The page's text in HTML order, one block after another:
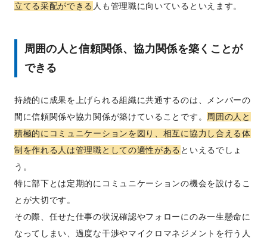
立てる采配ができる 人も管理職に向いているといえます。
周囲の人と信頼関係、協力関係を築くことが
できる
持続的に成果を上げられる組織に共通するのは、メンバーの
間に信頼関係や協力関係が築けていることです。
周囲の人と
積極的にコミュニケーションを図り、相互に協力し合える体
制を作れる人は管理職としての適性がある といえるでしょ
う。
特に部下とは定期的にコミュニケーションの機会を設けるこ
とが大切です。
その際、任せた仕事の状況確認やフォローにのみ一生懸命に
なってしまい、過度な干渉やマイクロマネジメントを行う人